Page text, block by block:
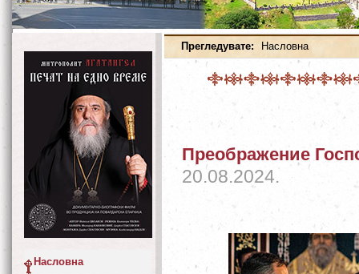
Прегледувате: Насловна
Преображение
20.08.2024.
Насловна